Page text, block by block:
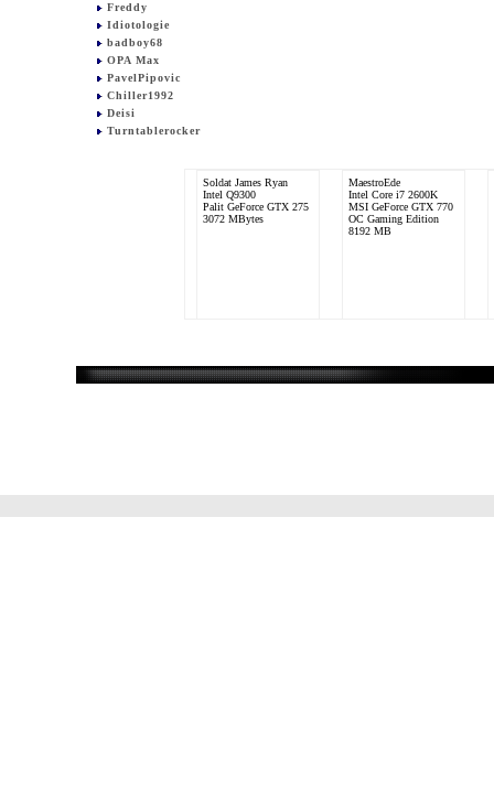
Freddy
Idiotologie
badboy68
OPA Max
PavelPipovic
Chiller1992
Deisi
Turntablerocker
Soldat James Ryan
Intel Q9300
Palit GeForce GTX 275
3072 MBytes
MaestroEde
Intel Core i7 2600K
MSI GeForce GTX 770
OC Gaming Edition
8192 MB
Gigabyte GeForce GTX
560 TI SOC
ATI Radeon HD 5800
Series